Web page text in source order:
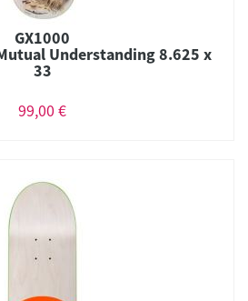
GX1000
Understanding 8.625 x
33
99,00 €